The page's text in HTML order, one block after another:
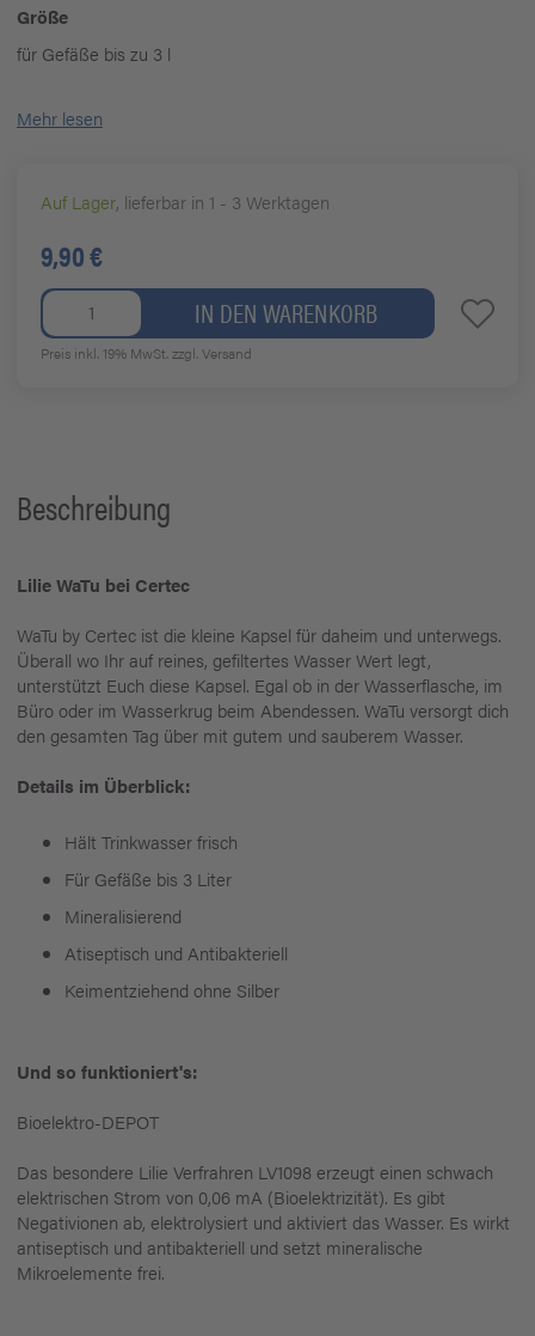
Größe
für Gefäße bis zu 3 l
Mehr lesen
Auf Lager, lieferbar in 1 - 3 Werktagen
9,90 €
IN DEN WARENKORB
Preis inkl. 19% MwSt.zzgl. Versand
Beschreibung
Lilie WaTu bei Certec
WaTu by Certec ist die kleine Kapsel für daheim und unterwegs.
Überall wo Ihr auf reines, gefiltertes Wasser Wert legt,
unterstützt Euch diese Kapsel. Egal ob in der Wasserflasche, im
Büro oder im Wasserkrug beim Abendessen. WaTu versorgt dich
den gesamten Tag über mit gutem und sauberem Wasser.
Details im Überblick:
Hält Trinkwasser frisch
Für Gefäße bis 3 Liter
Mineralisierend
Atiseptisch und Antibakteriell
Keimentziehend ohne Silber
Und so funktioniert's:
Bioelektro-DEPOT
Das besondere Lilie Verfrahren LV1098 erzeugt einen schwach
elektrischen Strom von 0,06 mA (Bioelektrizität). Es gibt
Negativionen ab, elektrolysiert und aktiviert das Wasser. Es wirkt
antiseptisch und antibakteriell und setzt mineralische
Mikroelemente frei.